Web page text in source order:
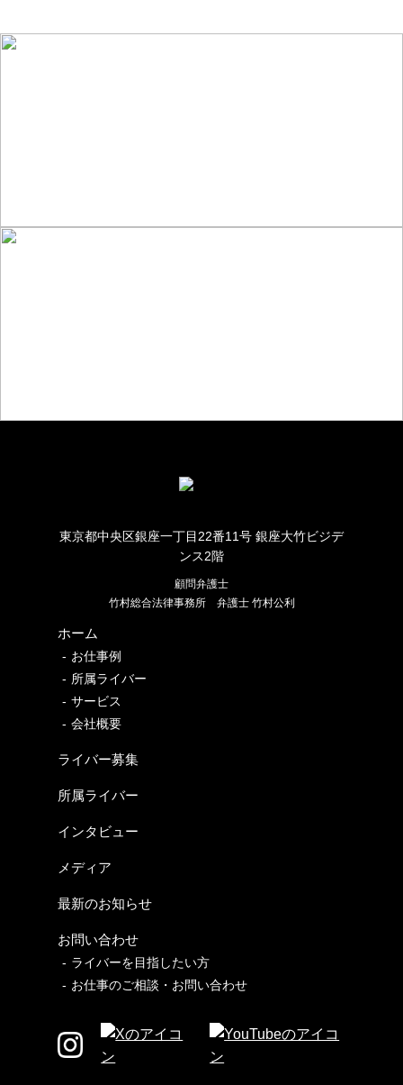
東京都中央区銀座一丁目22番11号 銀座大竹ビジデ
ンス2階
顧問弁護士
竹村総合法律事務所 弁護士 竹村公利
ホーム
お仕事例
所属ライバー
サービス
会社概要
ライバー募集
所属ライバー
インタビュー
メディア
最新のお知らせ
お問い合わせ
ライバーを目指したい方
お仕事のご相談・お問い合わせ